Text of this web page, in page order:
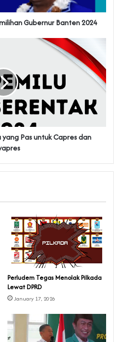
Gubernur Banten 2024
Pas untuk Capres dan
Perludem Tegas Menolak Pilkada
Lewat DPRD
January 17, 2026